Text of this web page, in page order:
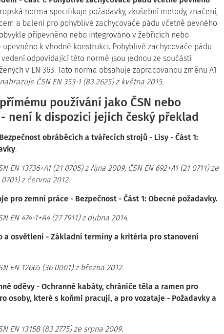
norma specifikuje požadavky, zkušební metody, značení,
a balení pro pohyblivé zachycovače pádu včetně pevného
připevněno nebo integrováno v žebřících nebo
k vhodné konstrukci. Pohyblivé zachycovače pádu
odpovídající této normě jsou jednou ze součástí
v EN 363. Tato norma obsahuje zapracovanou změnu A1
ČSN EN 353-1 (83 2625) z května 2015.
používání jako ČSN nebo
není k dispozici jejich český překlad
Bezpečnost obráběcích a tvářecích strojů - Lisy - Část 1:
.
13736+A1 (21 0705) z října 2009, ČSN EN 692+A1 (21 0711) ze
z června 2012.
pro zemní práce - Bezpečnost - Část 1: Obecné požadavky.
EN 474-1+A4 (27 7911) z dubna 2014.
a osvětlení - Základní termíny a kritéria pro stanovení
EN 12665 (36 0001) z března 2012.
oděvy - Ochranné kabáty, chrániče těla a ramen pro
osoby, které s koňmi pracují, a pro vozataje - Požadavky a
EN 13158 (83 2775) ze srpna 2009.